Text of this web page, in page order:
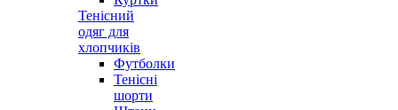
Тенісний
одяг для
хлопчиків
Футболки
Тенісні
шорти